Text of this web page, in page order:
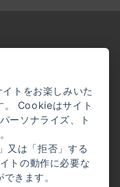
トをお楽しみいた
。 Cookieはサイト
ーソナライズ、ト
又は「拒否」する
トの動作に必要な
きます。